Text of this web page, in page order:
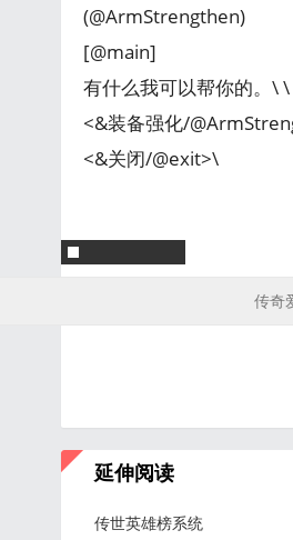
(@ArmStrengthen)
[@main]
有什么我可以帮你的。\ \
<&装备强化/
<&关闭/@exit>\
传奇
延伸阅读
传世英雄榜系统